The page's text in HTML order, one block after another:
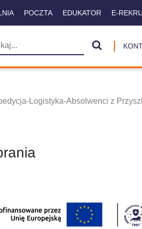
POCZTA EDUKATOR E-
Logistyka-Absolwenci z